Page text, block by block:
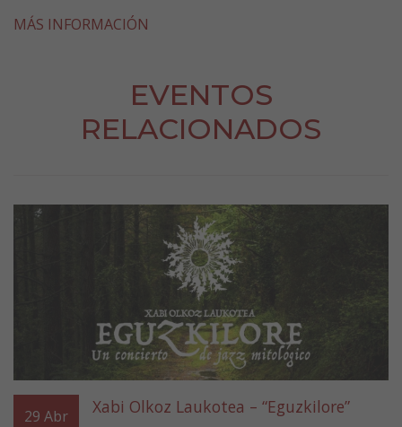
MÁS INFORMACIÓN
EVENTOS
RELACIONADOS
29 Abr Xabi Olkoz Laukotea – “Eguzkilore”